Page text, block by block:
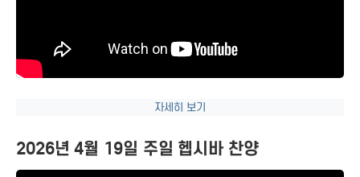
자세히 보기
2026년 4월 19일 주일 헵시바 찬양